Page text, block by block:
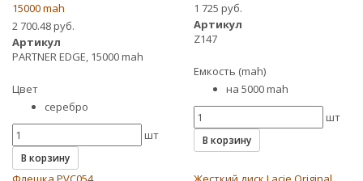
15000 mah
2 700.48 руб.
Артикул
PARTNER EDGE, 15000 mah
Цвет
серебро
шт
В корзину
1 725 руб.
Артикул
Z147
Емкость (mаh)
на 5000 mah
шт
В корзину